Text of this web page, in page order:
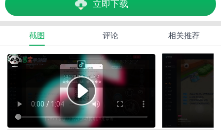
立即下载
截图 评论 相关推荐